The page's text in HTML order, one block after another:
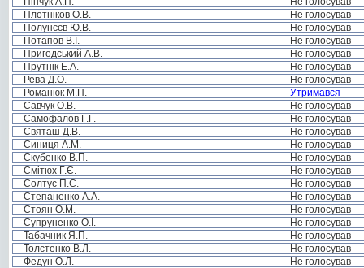
Плотніков О.В.
Не голосував
Полунєєв Ю.В.
Не голосував
Потапов В.І.
Не голосував
Пригодський А.В.
Не голосував
Прутнік Е.А.
Не голосував
Рева Д.О.
Не голосував
Романюк М.П.
Утримався
Савчук О.В.
Не голосував
Самофалов Г.Г.
Не голосував
Святаш Д.В.
Не голосував
Синиця А.М.
Не голосував
Скубенко В.П.
Не голосував
Смітюх Г.Є.
Не голосував
Солтус П.С.
Не голосував
Степаненко А.А.
Не голосував
Стоян О.М.
Не голосував
Супруненко О.І.
Не голосував
Табачник Я.П.
Не голосував
Толстенко В.Л.
Не голосував
Федун О.Л.
Не голосував